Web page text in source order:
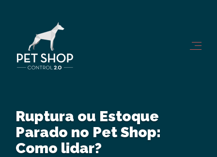
Ruptura ou Estoque
Parado no Pet Shop:
Como lidar?